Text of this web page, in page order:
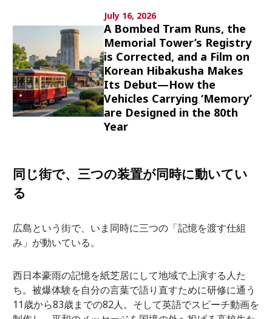
Popular keywords
Fukushima japan globalizationOHTANI
nootbaarhachimura
July 16, 2026
A Bombed Tram Runs, the
Memorial Tower’s Registry
is Corrected, and a Film on
Korean Hibakusha Makes
Its Debut—How the
Vehicles Carrying ‘Memory’
are Designed in the 80th
Year
同じ街で、三つの装置が同時に動いてい
る
広島という街で、いま同時に三つの「記憶を渡す仕組
み」が動いている。
西日本豪雨の記憶を紙芝居にして地域で上演する人た
ち。被爆体験を自分の言葉で語り直すために研修に通う
11歳から83歳までの82人。そして英語でスピーチ動画を